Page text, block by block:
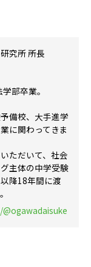
究所 所長
部卒業。
備校、大手進学
に関わってきま
ただいて、社会
主体の中学受験
降18年間に渡